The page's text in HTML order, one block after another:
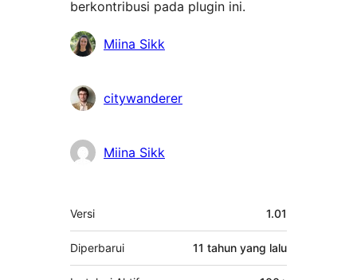
berkontribusi pada plugin ini.
KontributorMiina Sikk
citywanderer
Miina Sikk
Meta
Versi 1.01
Diperbarui 11 tahun yang lalu